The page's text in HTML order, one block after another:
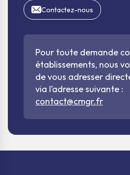
Contactez-nous
Pour toute demande
établissements, nous
de vous adresser
via l’adresse suivante :
contact@cmgr.fr